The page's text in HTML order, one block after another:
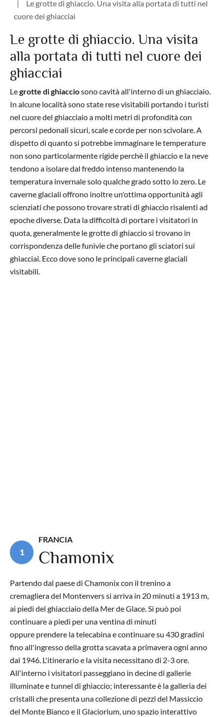
Le grotte di ghiaccio. Una visita alla portata di tutti nel
cuore dei ghiacciai
Le grotte di ghiaccio. Una visita
alla portata di tutti nel cuore dei
ghiacciai
Legrotte di ghiacciosono cavità all'interno di un ghiacciaio.
In alcune località sono state rese visitabili portando i turisti
nel cuore del ghiacciaio a molti metri di profondità con
percorsi pedonali sicuri, scale e corde per non scivolare. A
dispetto di quanto si potrebbe immaginare le temperature
non sono particolarmente rigide perchè il ghiaccio e la neve
tendono a isolare dal freddo intenso mantenendo la
temperatura invernale solo qualche grado sotto lo zero. Le
caverne glaciali offrono inoltre un'ottima opportunità agli
scienziati che possono trovare strati di ghiaccio risalenti ad
epoche diverse. Data la difficoltà di portare i visitatori in
quota, generalmente le grotte di ghiaccio si trovano in
corrispondenza delle funivie che portano gli sciatori sui
ghiacciai. Ecco dove sono le principali caverne glaciali
visitabili.
1
FRANCIA
Chamonix
Partendo dal paese di Chamonix con il trenino a
cremagliera del Montenvers si arriva in 20 minuti a 1913 m,
ai piedi del ghiacciaio della Mer de Glace. Si può poi
continuare a piedi per una ventina di minuti
oppure prendere la telecabina e continuare su 430 gradini
fino all'ingresso della grotta scavata a primavera ogni anno
dal 1946. L'itinerario e la visita necessitano di 2-3 ore.
All'interno i visitatori passeggiano in decine di gallerie
illuminate e tunnel di ghiaccio; interessante è la galleria dei
cristalli che presenta una collezione di pezzi del Massiccio
del Monte Bianco e il Glaciorium, uno spazio interattivo